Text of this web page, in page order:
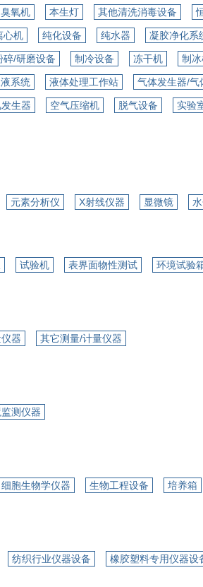
臭氧机 本生灯 其他清洗消毒设备
心机 纯化设备 纯水器 凝胶净化系
碎/研磨设备 制冷设备 冻干机 制
系统 液体处理工作站 气体发生器/气
生器 空气压缩机 脱气设备 实验
元素分析仪 X射线仪器 显微镜
试验机 表界面物性测试 环境试验
器 其它测量/计量仪器
测仪器
细胞生物学仪器 生物工程设备 培养箱
纺织行业仪器设备 橡胶塑料专用仪器设